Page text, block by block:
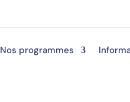
Nos programmes